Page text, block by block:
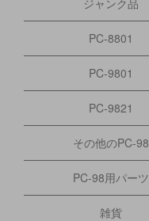
PC-8801
PC-9801
PC-9821
その他のPC-98
PC-98用パーツ
雑貨